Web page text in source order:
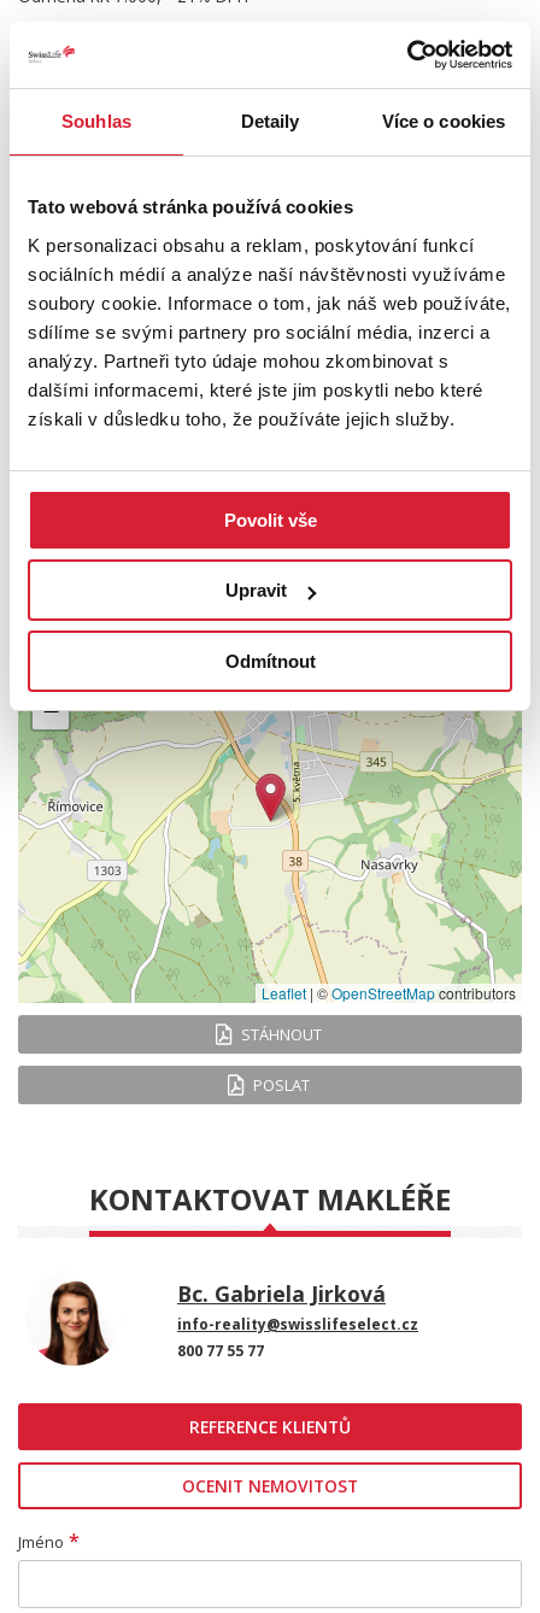
Souhlas Detaily Více o cookies
Tato webová stránka používá cookies
K personalizaci obsahu a reklam, poskytování funkcí
sociálních médií a analýze naší návštěvnosti využíváme
soubory cookie. Informace o tom, jak náš web používáte,
sdílíme se svými partnery pro sociální média, inzerci a
analýzy. Partneři tyto údaje mohou zkombinovat s
dalšími informacemi, které jste jim poskytli nebo které
získali v důsledku toho, že používáte jejich služby.
Povolit vše
Upravit
Odmítnout
Pro více informací a prohlídku nás neváhejte kontaktovat. Takové
UMÍSTĚNÍ OBJEKTU
−
Leaflet | ©OpenStreetMapcontributors
STÁHNOUT
POSLAT
KONTAKTOVAT MAKLÉŘE
Bc. Gabriela Jirková
info-reality@swisslifeselect.cz
800 77 55 77
REFERENCE KLIENTŮ
OCENIT NEMOVITOST
Jméno *